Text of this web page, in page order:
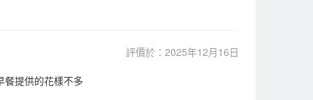
評價於：2025年12月16日
餐提供的花樣不多